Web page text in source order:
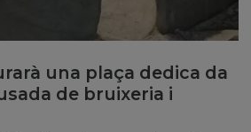
una plaça dedica da
de bruixeria i